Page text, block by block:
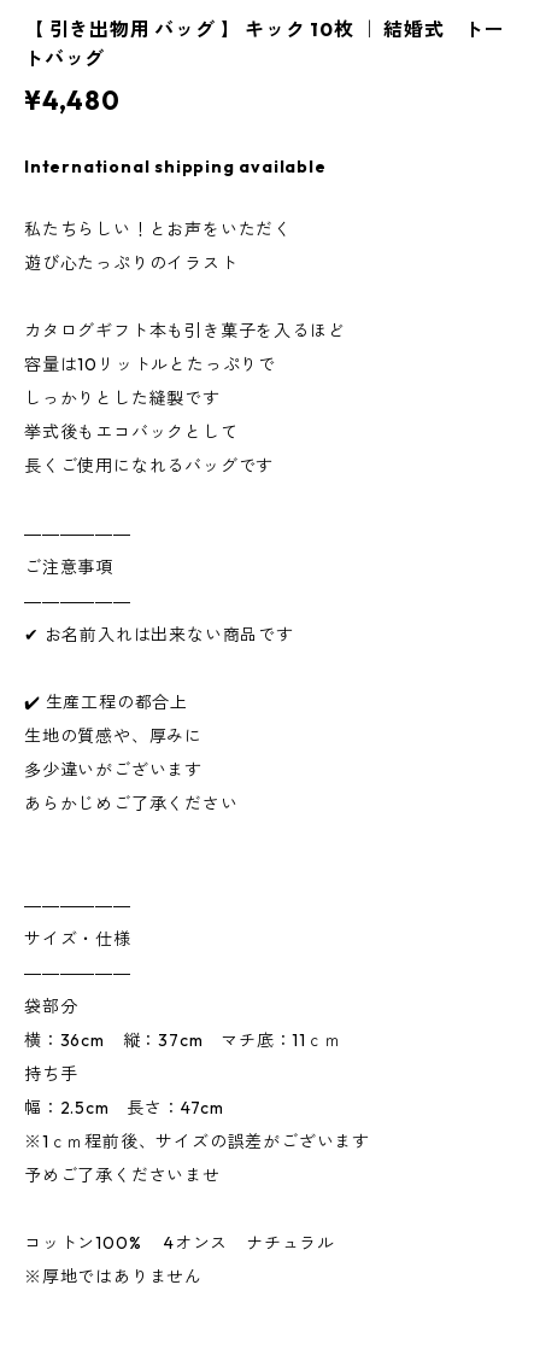
【 引き出物用 バッグ 】 キック 10枚 ｜ 結婚式 トー
トバッグ
¥4,480
International shipping available
私たちらしい！とお声をいただく
遊び心たっぷりのイラスト
カタログギフト本も引き菓子を入るほど
容量は10リットルとたっぷりで
しっかりとした縫製です
挙式後もエコバックとして
長くご使用になれるバッグです
――――――
ご注意事項
――――――
✔ お名前入れは出来ない商品です
✔️ 生産工程の都合上
生地の質感や、厚みに
多少違いがございます
あらかじめご了承ください
――――――
サイズ・仕様
――――――
袋部分
横：36cm 縦：37cm マチ底：11ｃｍ
持ち手
幅：2.5cm 長さ：47cm
※1ｃｍ程前後、サイズの誤差がございます
予めご了承くださいませ
コットン100% 4オンス ナチュラル
※厚地ではありません